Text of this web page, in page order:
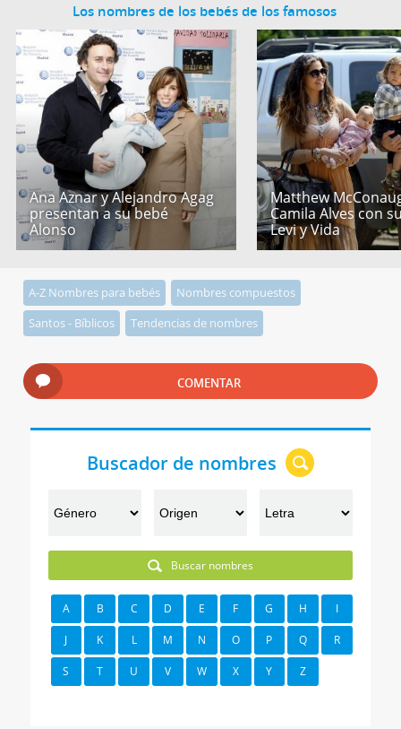
Los nombres de los bebés de los famosos
Ana Aznar y Alejandro Agag
presentan a su bebé
Alonso
Matthew
Camila Alves con
Levi y Vida
A-Z Nombres para bebés
Nombres compuestos
Santos - Bíblicos
Tendencias de nombres
COMENTAR
Buscador de nombres
Buscar nombres
A B C D E F G H I
J K L M N O P Q R
S T U V W X Y Z